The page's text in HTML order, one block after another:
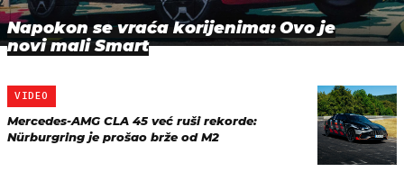
Napokon se vraća korijenima: Ovo je
novi mali Smart
VIDEO
Mercedes-AMG CLA 45 već ruši rekorde:
Nürburgring je prošao brže od M2